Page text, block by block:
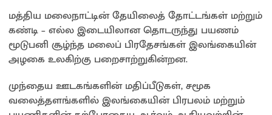
மத்திய மலைநாட்டின் தேயிலைத் தோட்டங்கள் மற்றும்
கண்டி – எல்ல இடையிலான தொடருந்து பயணம்
மூடுபனி சூழ்ந்த மலைப் பிரதேசங்கள் இலங்கையின்
அழகை உலகிற்கு பறைசாற்றுகின்றன.
முந்தைய ஊடகங்களின் மதிப்பீடுகள், சமூக
வலைத்தளங்களில் இலங்கையின் பிரபலம் மற்றும்